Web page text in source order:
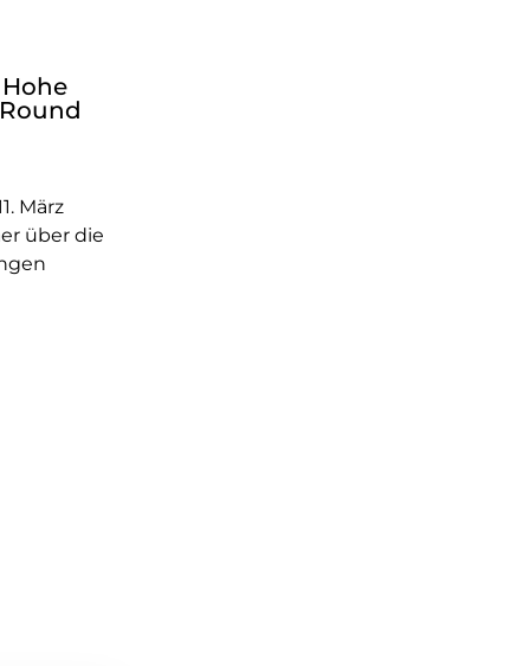
März
über die